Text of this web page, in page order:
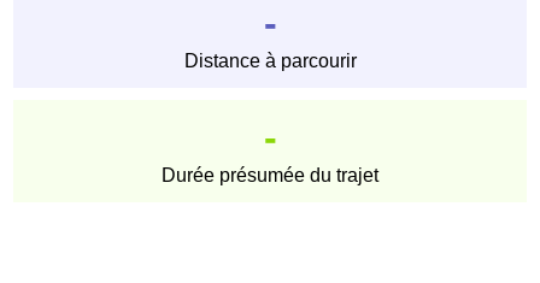
-
Distance à parcourir
-
Durée présumée du trajet